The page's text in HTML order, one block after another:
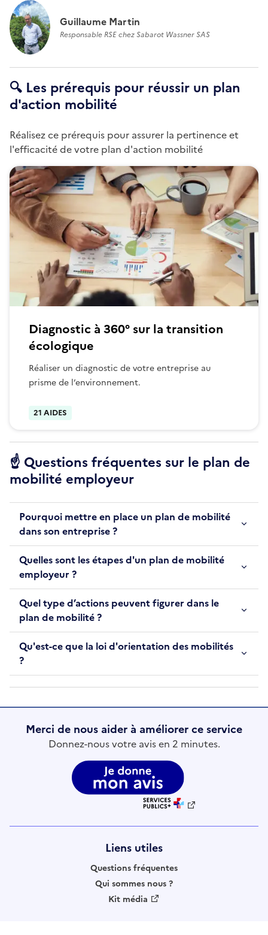
Guillaume Martin
Responsable RSE chez Sabarot Wassner SAS
🔍 Les prérequis pour réussir un plan
d'action mobilité
Réalisez ce prérequis pour assurer la pertinence et
l'efficacité de votre plan d'action mobilité
Diagnostic à 360° sur la transition
écologique
Réaliser un diagnostic de votre entreprise au
prisme de l’environnement.
21 AIDES
☝️ Questions fréquentes sur le plan de
mobilité employeur
Pourquoi mettre en place un plan de mobilité
dans son entreprise ?
Quelles sont les étapes d'un plan de mobilité
employeur ?
Quel type d’actions peuvent figurer dans le
plan de mobilité ?
Qu'est-ce que la loi d'orientation des mobilités
?
Merci de nous aider à améliorer ce service
Donnez-nous votre avis en 2 minutes.
Liens utiles
Questions fréquentes
Qui sommes nous ?
Kit média